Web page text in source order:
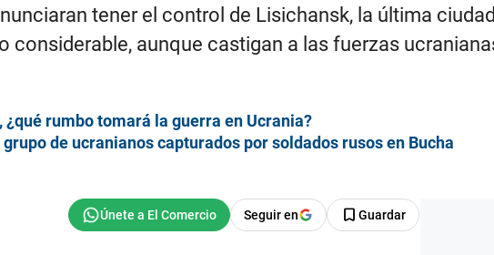
tener el control de Lisichansk, la última
considerable, aunque castigan a las fuerzas
rumbo tomará la guerra en Ucrania?
de ucranianos capturados por soldados rusos en Bucha
Seguir en Guardar